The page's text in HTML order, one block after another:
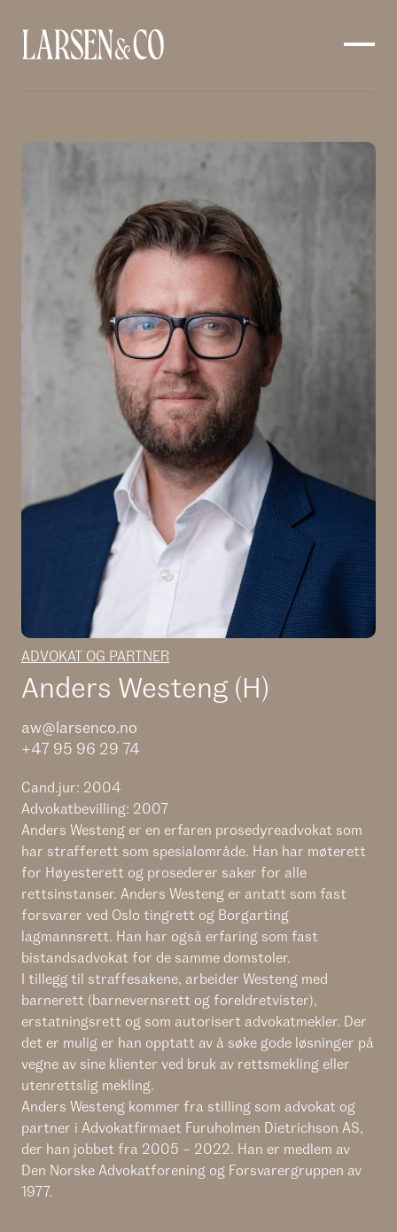
ADVOKAT OG PARTNER
Anders Westeng (H)
aw@larsenco.no
+47 95 96 29 74
Cand.jur: 2004
Advokatbevilling: 2007
Anders Westeng er en erfaren prosedyreadvokat som
har strafferett som spesialområde. Han har møterett
for Høyesterett og prosederer saker for alle
rettsinstanser. Anders Westeng er antatt som fast
forsvarer ved Oslo tingrett og Borgarting
lagmannsrett. Han har også erfaring som fast
bistandsadvokat for de samme domstoler.
I tillegg til straffesakene, arbeider Westeng med
barnerett (barnevernsrett og foreldretvister),
erstatningsrett og som autorisert advokatmekler. Der
det er mulig er han opptatt av å søke gode løsninger på
vegne av sine klienter ved bruk av rettsmekling eller
utenrettslig mekling.
Anders Westeng kommer fra stilling som advokat og
partner i Advokatfirmaet Furuholmen Dietrichson AS,
der han jobbet fra 2005 – 2022. Han er medlem av
Den Norske Advokatforening og Forsvarergruppen av
1977.